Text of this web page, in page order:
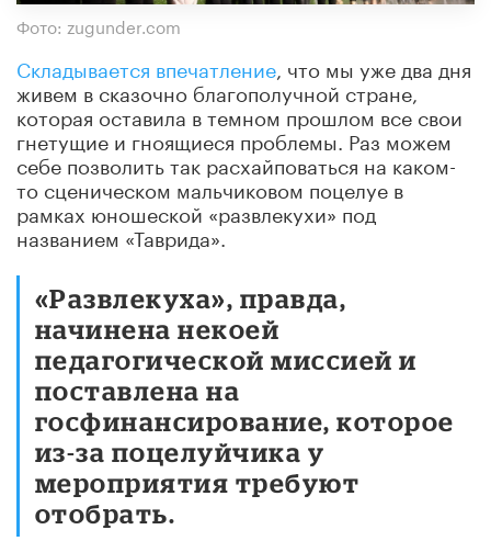
Фото: zugunder.com
Складывается впечатление , что мы уже два дня
живем в сказочно благополучной стране,
которая оставила в темном прошлом все свои
гнетущие и гноящиеся проблемы. Раз можем
себе позволить так расхайповаться на каком-
то сценическом мальчиковом поцелуе в
рамках юношеской «развлекухи» под
названием «Таврида».
«Развлекуха», правда,
начинена некоей
педагогической миссией и
поставлена на
госфинансирование, которое
из-за поцелуйчика у
мероприятия требуют
отобрать.